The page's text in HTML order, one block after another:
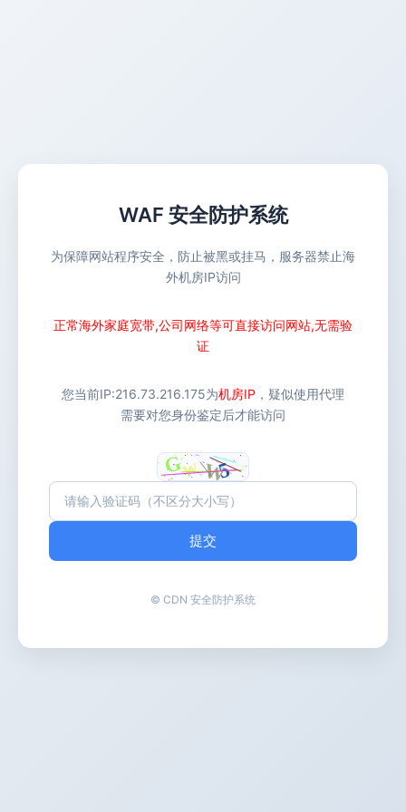
WAF 安全防护系统
为保障网站程序安全，防止被黑或挂马，服务器禁止海
外机房IP访问
正常海外家庭宽带,公司网络等可直接访问网站,无需验
证
您当前IP:216.73.216.175为机房IP ，疑似使用代理
需要对您身份鉴定后才能访问
提交
© CDN 安全防护系统